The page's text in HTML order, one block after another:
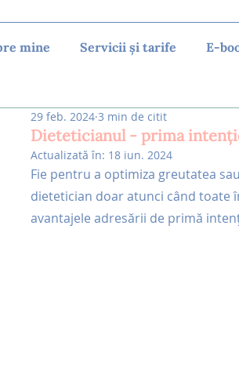
mine Servicii și tarife E-
Dieteticianul - prima
29 feb. 2024 3 min de citit
Actualizată în: 18 iun. 2024
Fie pentru a optimiza greutatea
dietetician doar atunci când toate
avantajele adresării de primă